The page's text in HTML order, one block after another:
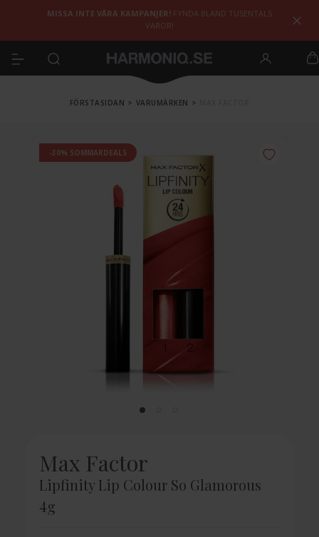
MISSA INTE VÅRA KAMPANJER! FYNDA BLAND TUSENTALS
VAROR!
FÖRSTASIDAN > VARUMÄRKEN >
-30% SOMMARDEALS
Max Factor
Lipfinity Lip Colour So Glamorous
4g